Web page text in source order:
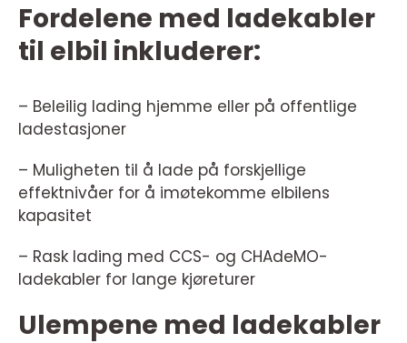
Fordelene med ladekabler
til elbil inkluderer:
– Beleilig lading hjemme eller på offentlige
ladestasjoner
– Muligheten til å lade på forskjellige
effektnivåer for å imøtekomme elbilens
kapasitet
– Rask lading med CCS- og CHAdeMO-
ladekabler for lange kjøreturer
Ulempene med ladekabler